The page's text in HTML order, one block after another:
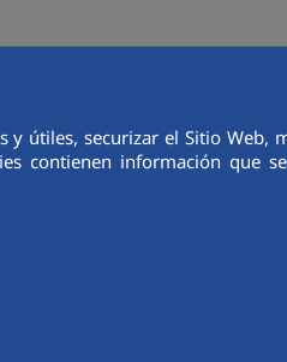
y útiles, securizar el Sitio Web,
contienen información que
E INTEGRIDAD